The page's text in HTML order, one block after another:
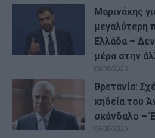
Μαρινάκης
μεγαλύτερη
Ελλάδα –
μέρα στην
09/08/2026
Βρετανία:
κηδεία του
σκάνδαλο –
09/08/2026